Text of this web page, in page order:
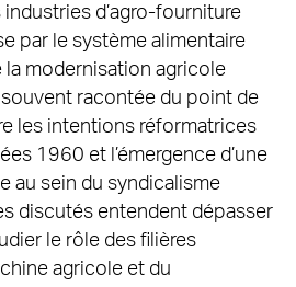
d’agro-fourniture
par le système alimentaire
la modernisation agricole
racontée du point de
les intentions réformatrices
1960 et l’émergence d’une
au sein du syndicalisme
discutés entendent dépasser
le rôle des filières
agricole et du